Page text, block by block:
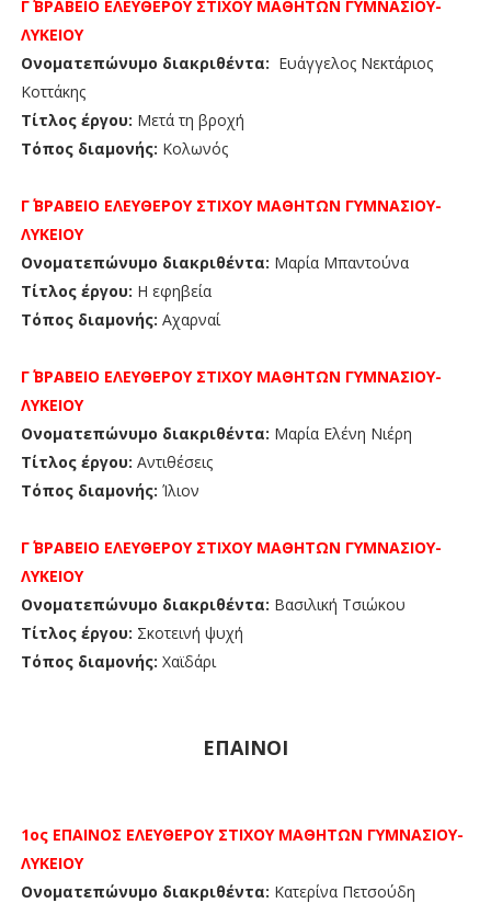
Γ΄ ΒΡΑΒΕΙΟ ΕΛΕΥΘΕΡΟΥ ΣΤΙΧΟΥ ΜΑΘΗΤΩΝ ΓΥΜΝΑΣΙΟΥ-
ΛΥΚΕΙΟΥ
Ονοματεπώνυμο διακριθέντα: Ευάγγελος Νεκτάριος
Κοττάκης
Τίτλος έργου: Μετά τη βροχή
Τόπος διαμονής: Κολωνός
Γ΄ ΒΡΑΒΕΙΟ ΕΛΕΥΘΕΡΟΥ ΣΤΙΧΟΥ ΜΑΘΗΤΩΝ ΓΥΜΝΑΣΙΟΥ-
ΛΥΚΕΙΟΥ
Ονοματεπώνυμο διακριθέντα: Μαρία Μπαντούνα
Τίτλος έργου: Η εφηβεία
Τόπος διαμονής: Αχαρναί
Γ΄ ΒΡΑΒΕΙΟ ΕΛΕΥΘΕΡΟΥ ΣΤΙΧΟΥ ΜΑΘΗΤΩΝ ΓΥΜΝΑΣΙΟΥ-
ΛΥΚΕΙΟΥ
Ονοματεπώνυμο διακριθέντα: Μαρία Ελένη Νιέρη
Τίτλος έργου: Αντιθέσεις
Τόπος διαμονής: Ίλιον
Γ΄ ΒΡΑΒΕΙΟ ΕΛΕΥΘΕΡΟΥ ΣΤΙΧΟΥ ΜΑΘΗΤΩΝ ΓΥΜΝΑΣΙΟΥ-
ΛΥΚΕΙΟΥ
Ονοματεπώνυμο διακριθέντα: Βασιλική Τσιώκου
Τίτλος έργου: Σκοτεινή ψυχή
Τόπος διαμονής: Χαϊδάρι
ΕΠΑΙΝΟΙ
1ος ΕΠΑΙΝΟΣ ΕΛΕΥΘΕΡΟΥ ΣΤΙΧΟΥ ΜΑΘΗΤΩΝ ΓΥΜΝΑΣΙΟΥ-
ΛΥΚΕΙΟΥ
Ονοματεπώνυμο διακριθέντα: Κατερίνα Πετσούδη